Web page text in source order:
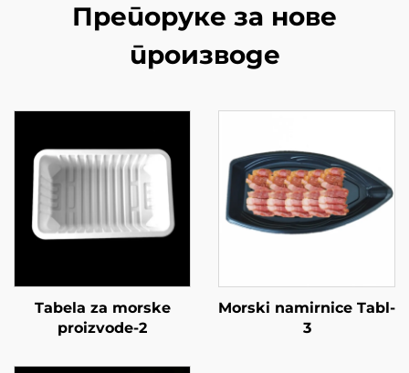
Препоруке за нове
производе
Tabela za morske
proizvode-2
Morski namirnice Tabl-
3